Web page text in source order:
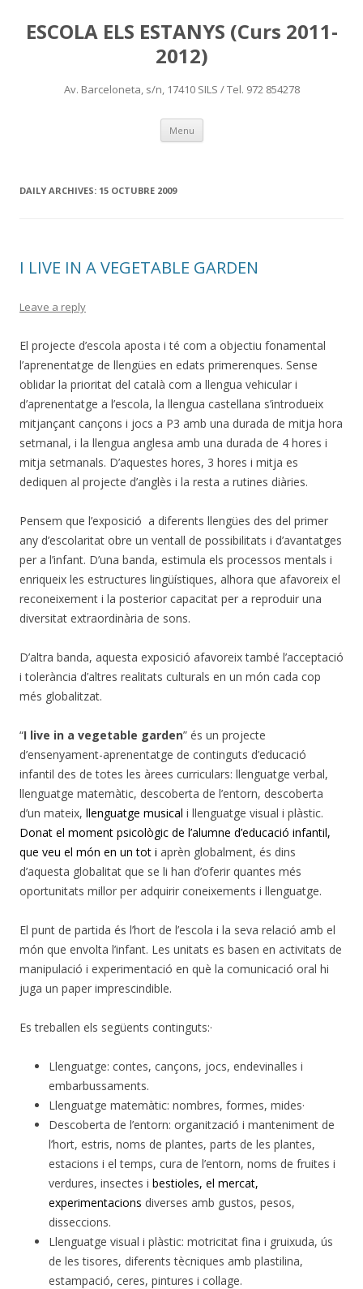
ESCOLA ELS ESTANYS (Curs 2011-
2012)
Av. Barceloneta, s/n, 17410 SILS / Tel. 972 854278
Menu Skip
content
DAILY ARCHIVES: 15 OCTUBRE 2009
I LIVE IN A VEGETABLE GARDEN
Leave a reply
El projecte d’escola aposta i té com a objectiu fonamental
l’aprenentatge de llengües en edats primerenques. Sense
oblidar la prioritat del català com a llengua vehicular i
d’aprenentatge a l’escola, la llengua castellana s’introdueix
mitjançant cançons i jocs a P3 amb una durada de mitja hora
setmanal, i la llengua anglesa amb una durada de 4 hores i
mitja setmanals. D’aquestes hores, 3 hores i mitja es
dediquen al projecte d’anglès i la resta a rutines diàries.
Pensem que l’exposició a diferents llengües des del primer
any d’escolaritat obre un ventall de possibilitats i d’avantatges
per a l’infant. D’una banda, estimula els processos mentals i
enriqueix les estructures lingüístiques, alhora que afavoreix el
reconeixement i la posterior capacitat per a reproduir una
diversitat extraordinària de sons.
D’altra banda, aquesta exposició afavoreix també l’acceptació
i tolerància d’altres realitats culturals en un món cada cop
més globalitzat.
“I live in a vegetable garden” és un projecte
d’ensenyament-aprenentatge de continguts d’educació
infantil des de totes les àrees curriculars: llenguatge verbal,
llenguatge matemàtic, descoberta de l’entorn, descoberta
d’un mateix, llenguatge musical i llenguatge visual i plàstic.
Donat el moment psicològic de l’alumne d’educació infantil,
que veu el món en un tot i aprèn globalment, és dins
d’aquesta globalitat que se li han d’oferir quantes més
oportunitats millor per adquirir coneixements i llenguatge.
El punt de partida és l’hort de l’escola i la seva relació amb el
món que envolta l’infant. Les unitats es basen en activitats de
manipulació i experimentació en què la comunicació oral hi
juga un paper imprescindible.
Es treballen els següents continguts:·
Llenguatge: contes, cançons, jocs, endevinalles i
embarbussaments.
Llenguatge matemàtic: nombres, formes, mides·
Descoberta de l’entorn: organització i manteniment de
l’hort, estris, noms de plantes, parts de les plantes,
estacions i el temps, cura de l’entorn, noms de fruites i
verdures, insectes i bestioles, el mercat,
experimentacions diverses amb gustos, pesos,
disseccions.
Llenguatge visual i plàstic: motricitat fina i gruixuda, ús
de les tisores, diferents tècniques amb plastilina,
estampació, ceres, pintures i collage.